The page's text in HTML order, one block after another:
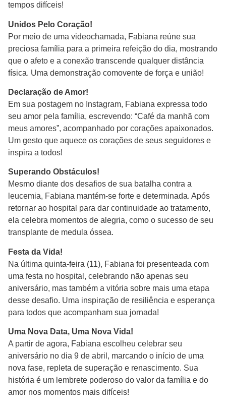
tempos difíceis!
Unidos Pelo Coração!
Por meio de uma videochamada, Fabiana reúne sua
preciosa família para a primeira refeição do dia, mostrando
que o afeto e a conexão transcende qualquer distância
física. Uma demonstração comovente de força e união!
Declaração de Amor!
Em sua postagem no Instagram, Fabiana expressa todo
seu amor pela família, escrevendo: “Café da manhã com
meus amores”, acompanhado por corações apaixonados.
Um gesto que aquece os corações de seus seguidores e
inspira a todos!
Superando Obstáculos!
Mesmo diante dos desafios de sua batalha contra a
leucemia, Fabiana mantém-se forte e determinada. Após
retornar ao hospital para dar continuidade ao tratamento,
ela celebra momentos de alegria, como o sucesso de seu
transplante de medula óssea.
Festa da Vida!
Na última quinta-feira (11), Fabiana foi presenteada com
uma festa no hospital, celebrando não apenas seu
aniversário, mas também a vitória sobre mais uma etapa
desse desafio. Uma inspiração de resiliência e esperança
para todos que acompanham sua jornada!
Uma Nova Data, Uma Nova Vida!
A partir de agora, Fabiana escolheu celebrar seu
aniversário no dia 9 de abril, marcando o início de uma
nova fase, repleta de superação e renascimento. Sua
história é um lembrete poderoso do valor da família e do
amor nos momentos mais difíceis!